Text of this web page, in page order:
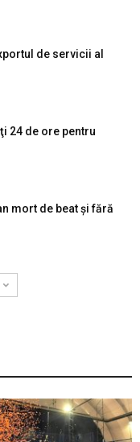
de servicii al
24 de ore pentru
mort de beat și fără